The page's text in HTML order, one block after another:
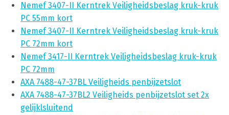
Nemef 3407-II Kerntrek Veiligheidsbeslag kruk-kruk
PC 55mm kort
Nemef 3407-II Kerntrek Veiligheidsbeslag kruk-kruk
PC 72mm kort
Nemef 3417-II Kerntrek Veiligheidsbeslag kruk-kruk
PC 72mm
AXA 7488-47-37BL Veiligheids penbijzetslot
AXA 7488-47-37BL2 Veiligheids penbijzetslot set 2x
gelijklsluitend